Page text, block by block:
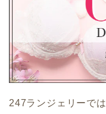
247ランジェリーで